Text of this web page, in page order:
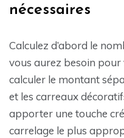
nécessaires
Calculez d’abord le
vous aurez besoin pour
calculer le montant
et les carreaux
apporter une touche
carrelage le plus